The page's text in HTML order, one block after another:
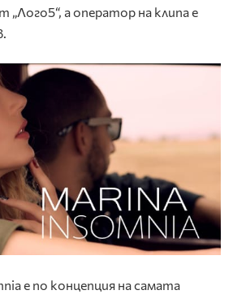
„Лого5“, а оператор на клипа е
е по концепция на самата